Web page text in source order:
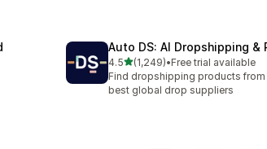
Auto DS: AI Dropshipping &
4.55つ星中
(1,249)
合計レビュー数：1249件
•Free trial available
Find dropshipping products from
best global drop suppliers